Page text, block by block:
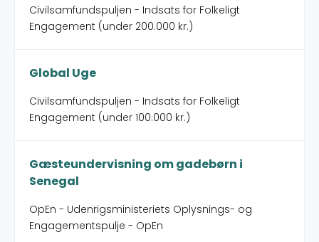
Civilsamfundspuljen - Indsats for Folkeligt
Engagement (under 200.000 kr.)
Global Uge
Civilsamfundspuljen - Indsats for Folkeligt
Engagement (under 100.000 kr.)
Gæsteundervisning om gadebørn i
Senegal
OpEn - Udenrigsministeriets Oplysnings- og
Engagementspulje - OpEn